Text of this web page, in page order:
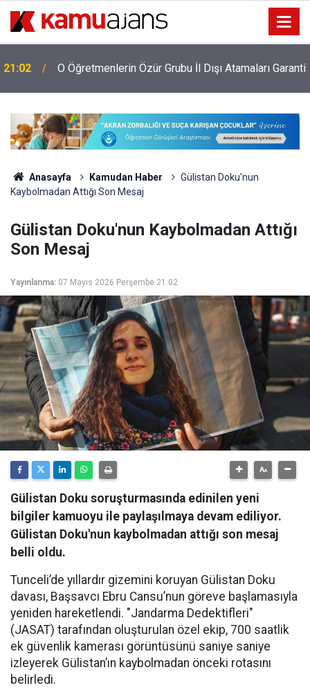
21:02 O Öğretmenlerin Özür Grubu İl Dışı Atamaları Garanti
Anasayfa Kamudan Haber
Gülistan Doku'nun
Kaybolmadan Attığı Son Mesaj
Gülistan Doku'nun Kaybolmadan Attığı
Son Mesaj
Yayınlanma: 07 Mayıs 2026 Perşembe 21:02
Gülistan Doku soruşturmasında edinilen yeni
bilgiler kamuoyu ile paylaşılmaya devam ediliyor.
Gülistan Doku'nun kaybolmadan attığı son mesaj
belli oldu.
Tunceli’de yıllardır gizemini koruyan Gülistan Doku
davası, Başsavcı Ebru Cansu’nun göreve başlamasıyla
yeniden hareketlendi. "Jandarma Dedektifleri"
(JASAT) tarafından oluşturulan özel ekip, 700 saatlik
ek güvenlik kamerası görüntüsünü saniye saniye
izleyerek Gülistan’ın kaybolmadan önceki rotasını
belirledi.